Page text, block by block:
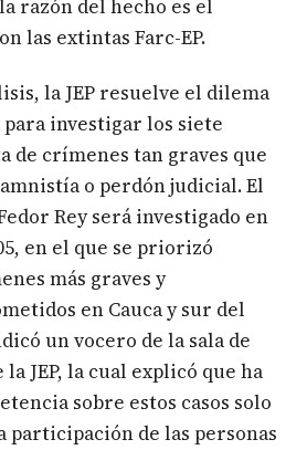
razón del hecho es el
las extintas Farc-EP.
la JEP resuelve el dilema
investigar los siete
de crímenes tan graves que
o perdón judicial. El
Rey será investigado en
en el que se priorizó
más graves y
en Cauca y sur del
un vocero de la sala de
JEP, la cual explicó que ha
sobre estos casos solo
participación de las personas